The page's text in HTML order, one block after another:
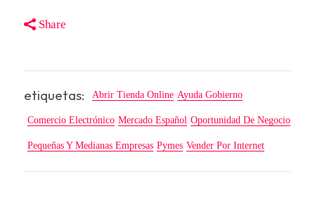
Share
etiquetas: Abrir Tienda Online Ayuda Gobierno
Comercio Electrónico Mercado Español Oportunidad De Negocio
Pequeñas Y Medianas Empresas Pymes Vender Por Internet